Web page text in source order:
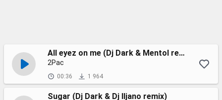
All eyez on me (Dj Dark & Mentol remix)
2Pac
00:36 1 964
Sugar (Dj Dark & Dj Iljano remix)